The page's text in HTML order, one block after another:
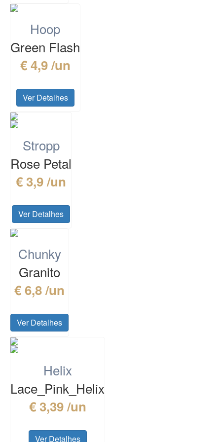
Hoop
Green Flash
€ 4,9 /un
Ver Detalhes
Stropp
Rose Petal
€ 3,9 /un
Ver Detalhes
Chunky
Granito
€ 6,8 /un
Ver Detalhes
Helix
Lace_Pink_Helix
€ 3,39 /un
Ver Detalhes